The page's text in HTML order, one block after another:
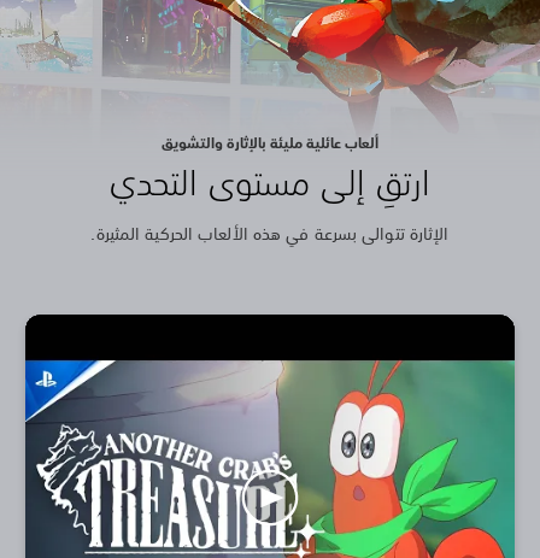
ألعاب عائلية مليئة بالإثارة والتشويق
ارتقِ إلى مستوى التحدي
الإثارة تتوالى بسرعة في هذه الألعاب الحركية المثيرة.